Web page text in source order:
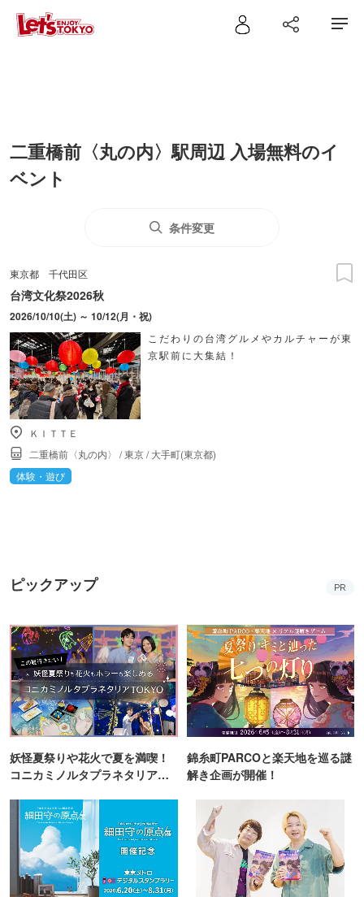
二重橋前〈丸の内〉駅周辺 入場無料のイ
ベント
条件変更
東京都 千代田区
台湾文化祭2026秋
2026/10/10(土) ～ 10/12(月・祝)
こだわりの台湾グルメやカルチャーが東
京駅前に大集結！
ＫＩＴＴＥ
二重橋前〈丸の内〉 /東京/大手町(東京都)
体験・遊び
ピックアップ PR
妖怪夏祭りや花火で夏を満喫！
コニカミノルタプラネタリア
錦糸町PARCOと楽天地を巡る謎
解き企画が開催！